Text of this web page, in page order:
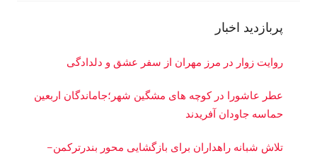
پربازدید اخبار
روایت زوار در مرز مهران از سفر عشق و دلدادگی
عطر عاشورا در کوچه های مشگین شهر؛جاماندگان اربعین
حماسه جاودان آفریدند
تلاش شبانه راهداران برای بازگشایی محور بندرترکمن–